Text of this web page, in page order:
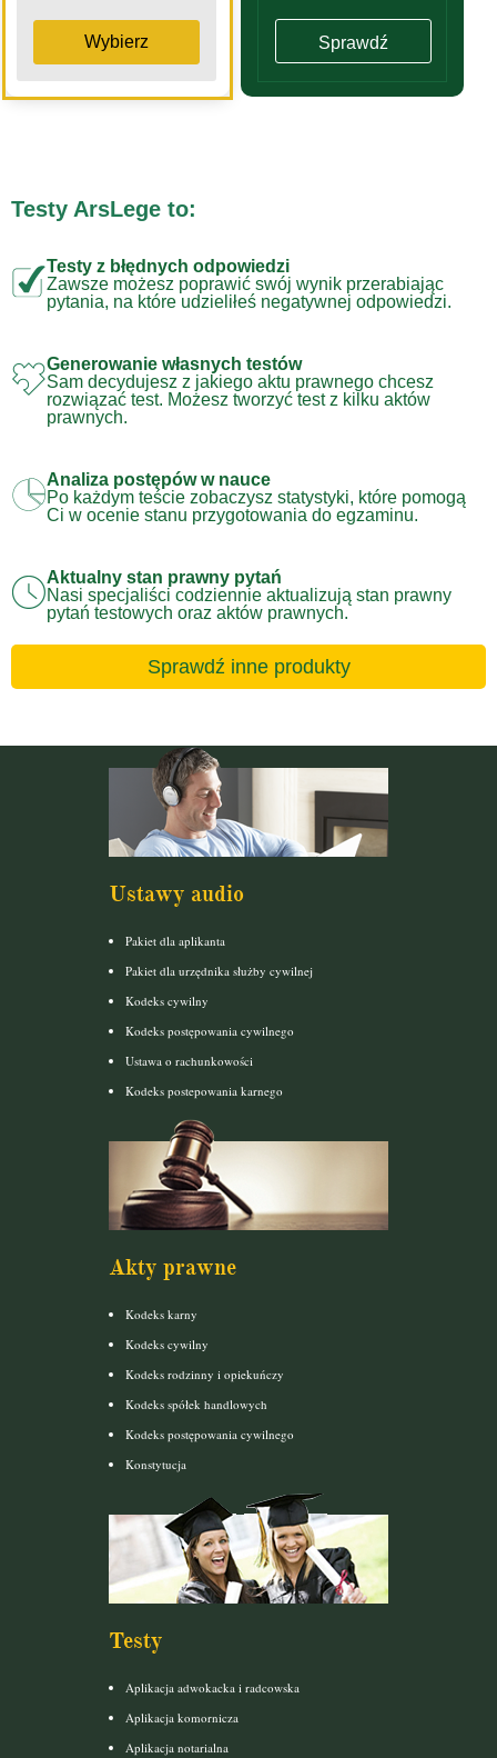
Wybierz Sprawdź
Testy ArsLege to:
Testy z błędnych odpowiedzi
Zawsze możesz poprawić swój wynik przerabiając
pytania, na które udzieliłeś negatywnej odpowiedzi.
Generowanie własnych testów
Sam decydujesz z jakiego aktu prawnego chcesz
rozwiązać test. Możesz tworzyć test z kilku aktów
prawnych.
Analiza postępów w nauce
Po każdym teście zobaczysz statystyki, które pomogą
Ci w ocenie stanu przygotowania do egzaminu.
Aktualny stan prawny pytań
Nasi specjaliści codziennie aktualizują stan prawny
pytań testowych oraz aktów prawnych.
Sprawdź inne produkty
Ustawy audio
Pakiet dla aplikanta
Pakiet dla urzędnika służby cywilnej
Kodeks cywilny
Kodeks postępowania cywilnego
Ustawa o rachunkowości
Kodeks postepowania karnego
Akty prawne
Kodeks karny
Kodeks cywilny
Kodeks rodzinny i opiekuńczy
Kodeks spółek handlowych
Kodeks postępowania cywilnego
Konstytucja
Testy
Aplikacja adwokacka i radcowska
Aplikacja komornicza
Aplikacja notarialna